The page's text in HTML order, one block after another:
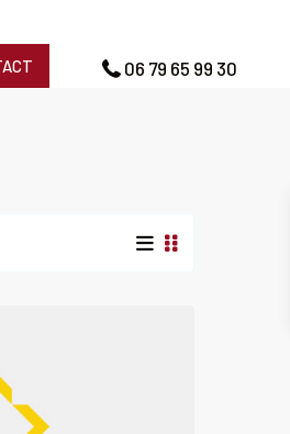
06 79 65 99 30